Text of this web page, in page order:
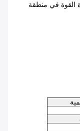
القوة في منطقة